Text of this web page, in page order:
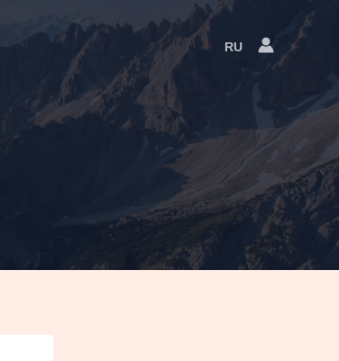
RULanguage
Switcher